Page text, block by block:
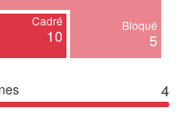
Cadré
10
Bloqué
5
4